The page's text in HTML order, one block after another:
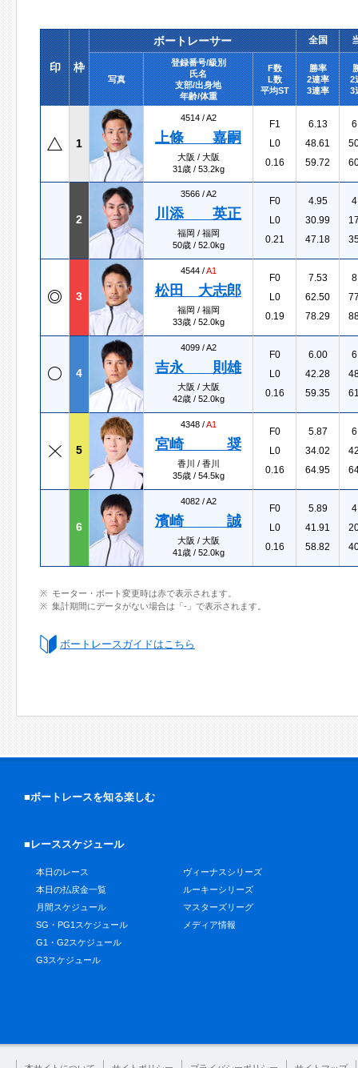
印 枠
ボートレーサー 全国
写真
登録番号/級別
氏名
支部/出身地
年齢/体重
F数
L数
平均ST
勝率
2連率
3連率
2
3
1
4514 /A2
上條 嘉嗣
大阪 / 大阪
31歳 / 53.2kg
F1
L0
0.16
6.13
48.61
59.72
2
3566 /A2
川添 英正
福岡 / 福岡
50歳 / 52.0kg
F0
L0
0.21
4.95
30.99
47.18
3
4544 /A1
松田 大志郎
福岡 / 福岡
33歳 / 52.0kg
F0
L0
0.19
7.53
62.50
78.29
4
4099 /A2
吉永 則雄
大阪 / 大阪
42歳 / 52.0kg
F0
L0
0.16
6.00
42.28
59.35
5
4348 /A1
宮崎 奨
香川 / 香川
35歳 / 54.5kg
F0
L0
0.16
5.87
34.02
64.95
6
4082 /A2
濱崎 誠
大阪 / 大阪
41歳 / 52.0kg
F0
L0
0.16
5.89
41.91
58.82
モーター・ボート変更時は赤で表示されます。
集計期間にデータがない場合は「-」で表示されます。
ボートレースガイドはこちら
■ボートレースを知る楽しむ
■レーススケジュール
本日のレース
本日の払戻金一覧
月間スケジュール
SG・PG1スケジュール
G1・G2スケジュール
G3スケジュール
ヴィーナスシリーズ
ルーキーシリーズ
マスターズリーグ
メディア情報